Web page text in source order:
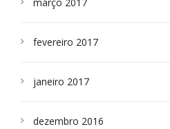
fevereiro 2017
janeiro 2017
dezembro 2016